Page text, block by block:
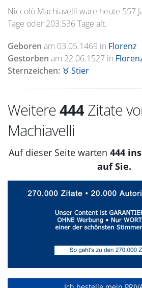
Niccolò Machiavelli wäre heute 557
Tage oder 203.536 Tage alt.
Geboren am 03.05.1469 in Florenz
Gestorben am 22.06.1527 in
Sternzeichen: ♉ Stier
Weitere444 Zitate
Machiavelli
Auf dieser Seite warten 444
auf Sie.